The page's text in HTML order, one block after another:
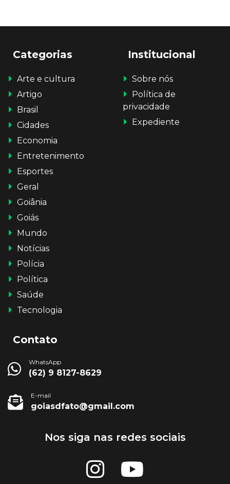
Categorias
Arte e cultura
Artigo
Brasil
Cidades
Economia
Entretenimento
Esportes
Geral
Goiânia
Goiás
Mundo
Notícias
Polícia
Política
Saúde
Tecnologia
Institucional
Sobre nós
Política de
privacidade
Expediente
Contato
WhatsApp
(62) 9 8127-8629
E-mail
goiasdfato@gmail.com
Nos siga nas redes sociais